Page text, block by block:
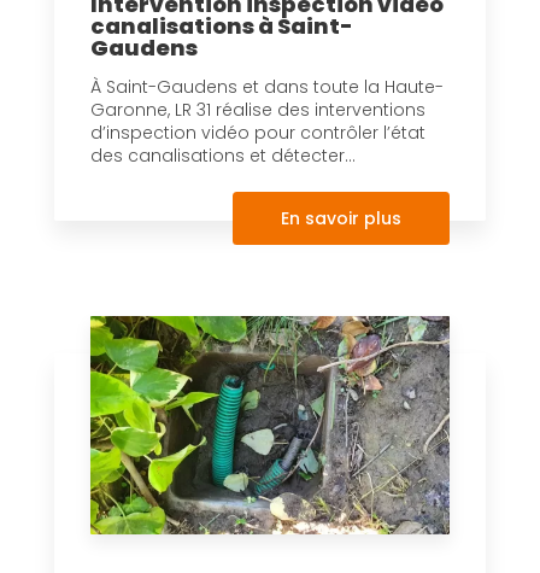
canalisations à Saint-
Gaudens
À Saint-Gaudens et dans toute la Haute-
Garonne, LR 31 réalise des interventions
d’inspection vidéo pour contrôler l’état
des canalisations et détecter...
En savoir plus